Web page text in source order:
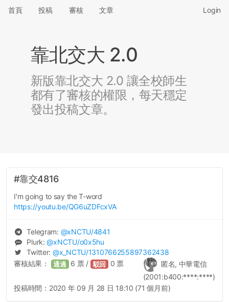
首頁 投稿 審核 文章 Login
靠北交大 2.0
新版靠北交大 2.0 讓全校師生
都有了審核的權限，每天穩定
發出投稿文章。
#靠交4816
I'm going to say the T-word
https://youtu.be/QG6uZDFcxVA
Telegram: @xNCTU/4841
Plurk:@xNCTU/o0x5hu
Twitter: @x_NCTU/1310766255897362438
匿名, 中華電信
(2001:b400:****:****)
審核結果： 通過 6 票 / 駁回 0 票
投稿時間： 2020 年 09 月 28 日 18:10 (71 個月前)